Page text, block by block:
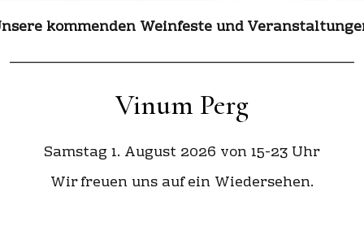
kommenden Weinfeste und
_____________________________________________________
Vinum Perg
Samstag 1. August 2026 von 15-23 Uhr
Wir freuen uns auf ein Wiedersehen.